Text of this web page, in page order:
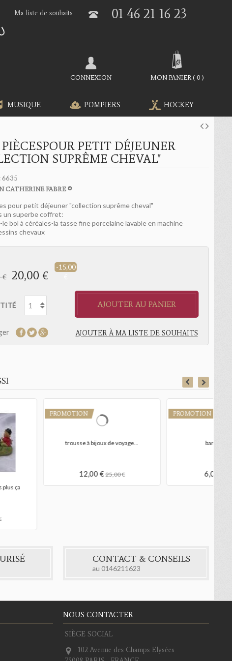
01 46 21 16 23
Ma liste de souhaits
MON PANIER( 0 )
CONNEXION
MUSIQUE POMPIERS HOCKEY
PIÈCESPOUR PETIT DÉJEUNER
SUPRÊME CHEVAL"
6635
CATHERINE FABRE ©
pour petit déjeuner "collection suprême cheval"
un superbe coffret:
bol à céréales-la tasse fine porcelaine lavable en machine
chevaux
€ 20,00 €
-15,00
AJOUTER AU PANIER
AJOUTER À MA LISTE DE SOUHAITS
famille de trois chevaux
7,00 €
collier fer à cheval en bois naturel
CONTACT & CONSEILS
au 0146211623
NOUS CONTACTER
SIÈGE SOCIAL
102 Avenue des Champs Elysées